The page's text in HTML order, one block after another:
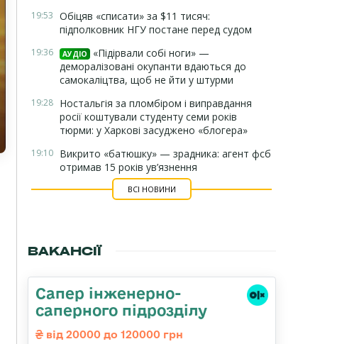
19:53 Обіцяв «списати» за $11 тисяч:
підполковник НГУ постане перед судом
19:36 АУДІО
«Підірвали собі ноги» —
деморалізовані окупанти вдаються до
самокаліцтва, щоб не йти у штурми
19:28 Ностальгія за пломбіром і виправдання
росії коштували студенту семи років
тюрми: у Харкові засуджено «блогера»
19:10 Викрито «батюшку» — зрадника: агент фсб
отримав 15 років ув’язнення
ВСІ НОВИНИ
ВАКАНСІЇ
Сапер інженерно-
саперного підрозділу
від 20000 до 120000 грн